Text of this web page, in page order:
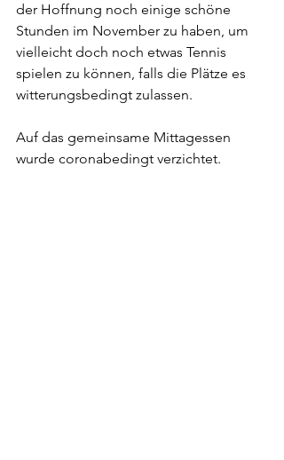
der Hoffnung noch einige schöne
Stunden im November zu haben, um
vielleicht doch noch etwas Tennis
spielen zu können, falls die Plätze es
witterungsbedingt zulassen.
Auf das gemeinsame Mittagessen
wurde coronabedingt verzichtet.